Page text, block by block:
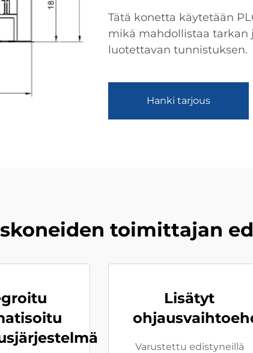
Tätä konetta käytetään
mikä mahdollistaa tarkan
luotettavan tunnistuksen.
Hanki tarjous
toimittajan
Lisätyt
Varustettu edistyneillä